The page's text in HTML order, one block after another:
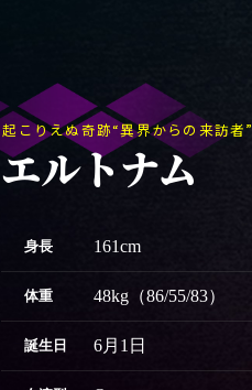
起こりえぬ奇跡“異界からの来訪者”
エルトナム
身長 161cm
体重 48kg（86/55/83）
誕生日 6月1日